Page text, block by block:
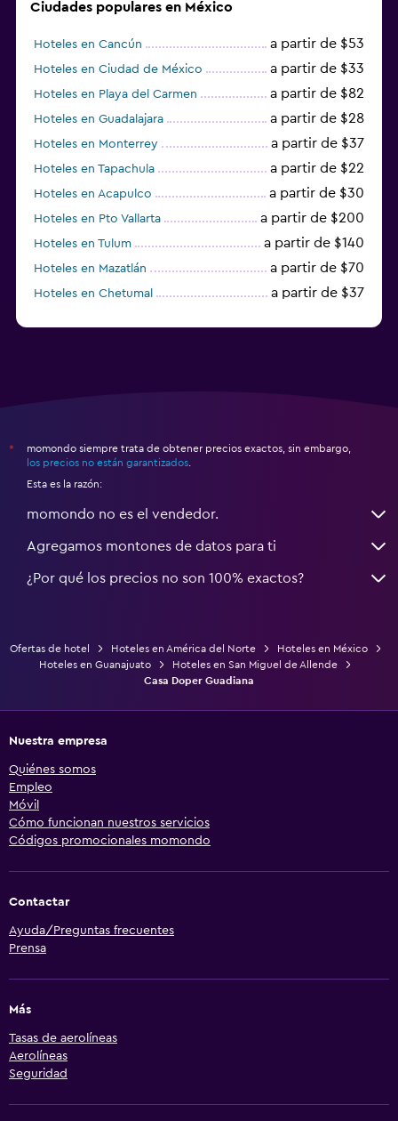
Ciudades populares en México
Hoteles en Cancún a partir de $53
Hoteles en Ciudad de México a partir de $33
Hoteles en Playa del Carmen a partir de $82
Hoteles en Guadalajara a partir de $28
Hoteles en Monterrey a partir de $37
Hoteles en Tapachula a partir de $22
Hoteles en Acapulco a partir de $30
Hoteles en Pto Vallarta a partir de $200
Hoteles en Tulum a partir de $140
Hoteles en Mazatlán a partir de $70
Hoteles en Chetumal a partir de $37
*
momondo siempre trata de obtener precios exactos, sin embargo,
los precios no están garantizados
Esta es la razón:
momondo no es el vendedor.
Agregamos montones de datos para ti
¿Por qué los precios no son 100% exactos?
Ofertas de hotel Hoteles en América del Norte
Hoteles en México
Hoteles en Guanajuato
Hoteles en San Miguel de Allende
Casa Doper Guadiana
Nuestra empresa
Quiénes somos
Empleo
Móvil
Cómo funcionan nuestros servicios
Códigos promocionales momondo
Contactar
Ayuda/Preguntas frecuentes
Prensa
Más
Tasas de aerolíneas
Aerolíneas
Seguridad